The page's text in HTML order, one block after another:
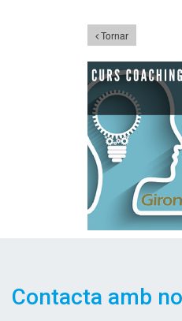
Tornar
Contacta amb